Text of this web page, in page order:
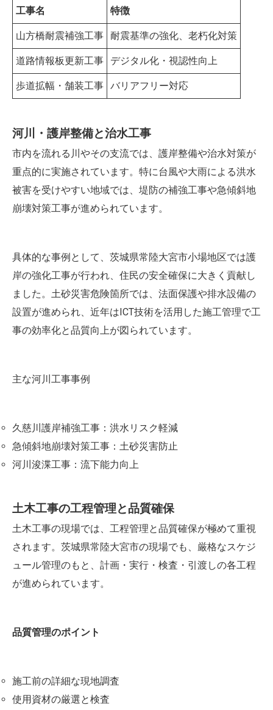
工事名 特徴
山方橋耐震補強工事 耐震基準の強化、老朽化対策
道路情報板更新工事 デジタル化・視認性向上
歩道拡幅・舗装工事 バリアフリー対応
河川・護岸整備と治水工事
市内を流れる川やその支流では、護岸整備や治水対策が
重点的に実施されています。特に台風や大雨による洪水
被害を受けやすい地域では、堤防の補強工事や急傾斜地
崩壊対策工事が進められています。
具体的な事例として、茨城県常陸大宮市小場地区では護
岸の強化工事が行われ、住民の安全確保に大きく貢献し
ました。土砂災害危険箇所では、法面保護や排水設備の
設置が進められ、近年はICT技術を活用した施工管理で工
事の効率化と品質向上が図られています。
主な河川工事事例
久慈川護岸補強工事：洪水リスク軽減
急傾斜地崩壊対策工事：土砂災害防止
河川浚渫工事：流下能力向上
土木工事の工程管理と品質確保
土木工事の現場では、工程管理と品質確保が極めて重視
されます。茨城県常陸大宮市の現場でも、厳格なスケジ
ュール管理のもと、計画・実行・検査・引渡しの各工程
が進められています。
品質管理のポイント
施工前の詳細な現地調査
使用資材の厳選と検査